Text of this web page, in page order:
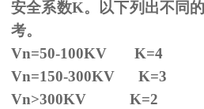
安全系数K。以下列出不同
考。
Vn=50-100KV K=4
Vn=150-300KV K=3
Vn>300KV K=2